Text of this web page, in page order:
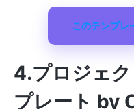
このテンプレ
4.プロジェ
プレート by